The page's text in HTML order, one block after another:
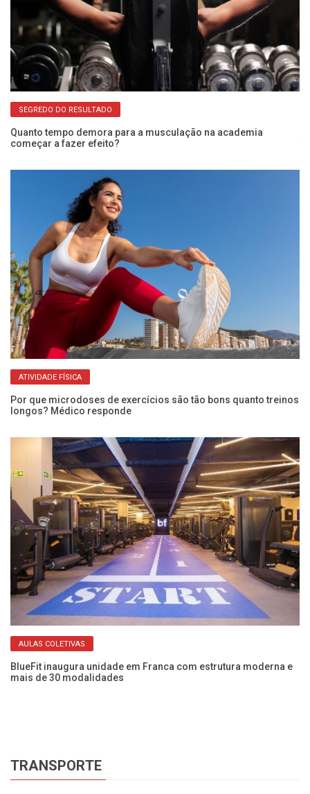
SEGREDO DO RESULTADO
Quanto tempo demora para a musculação na academia
começar a fazer efeito?
ATIVIDADE FÍSICA
Por que microdoses de exercícios são tão bons quanto treinos
longos? Médico responde
AULAS COLETIVAS
BlueFit inaugura unidade em Franca com estrutura moderna e
mais de 30 modalidades
TRANSPORTE